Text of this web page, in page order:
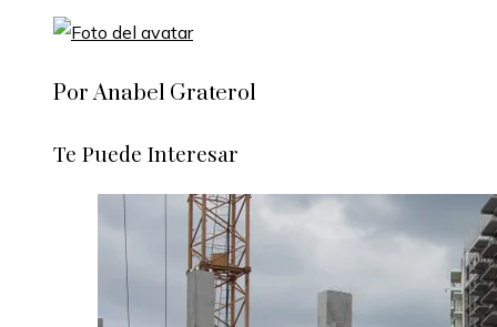
Por Anabel Graterol
Te Puede Interesar